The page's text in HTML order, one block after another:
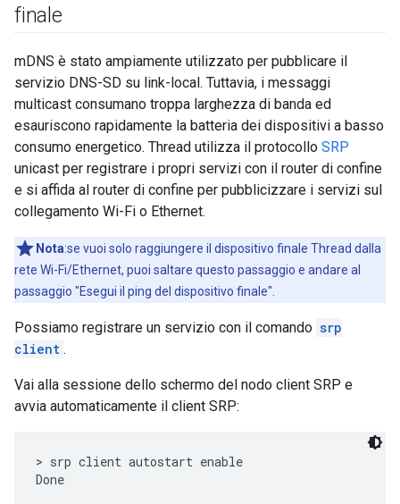
finale
mDNS è stato ampiamente utilizzato per pubblicare il
servizio DNS-SD su link-local. Tuttavia, i messaggi
multicast consumano troppa larghezza di banda ed
esauriscono rapidamente la batteria dei dispositivi a basso
consumo energetico. Thread utilizza il protocollo SRP
unicast per registrare i propri servizi con il router di confine
e si affida al router di confine per pubblicizzare i servizi sul
collegamento Wi-Fi o Ethernet.
Nota:se vuoi solo raggiungere il dispositivo finale Thread dalla
rete Wi-Fi/Ethernet, puoi saltare questo passaggio e andare al
passaggio "Esegui il ping del dispositivo finale".
Possiamo registrare un servizio con il comando srp
client .
Vai alla sessione dello schermo del nodo client SRP e
avvia automaticamente il client SRP:
> srp client autostart enable